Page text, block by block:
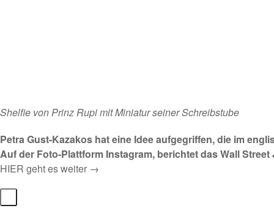
Shelfie von Prinz Rupi mit Miniatur seiner Schreibstube
Petra Gust-Kazakos hat eine Idee aufgegriffen, die im
Auf der Foto-Plattform Instagram, berichtet dasWall Street
HIER geht es weiter →